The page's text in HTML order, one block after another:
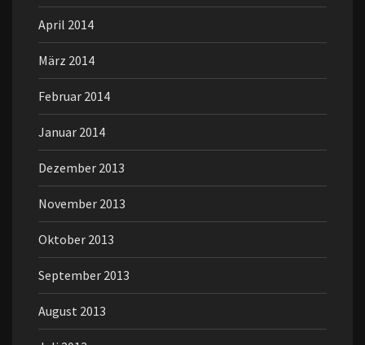
April 2014
März 2014
Februar 2014
Januar 2014
Dezember 2013
November 2013
Oktober 2013
September 2013
August 2013